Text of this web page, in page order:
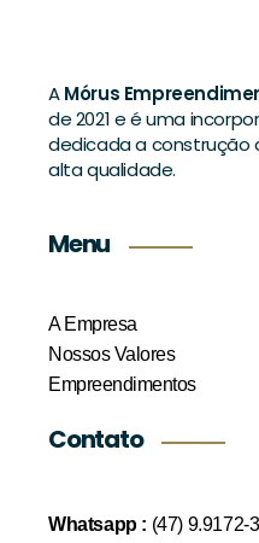
AMórus
de 2021 e é uma
dedicada a construção
alta qualidade.
Menu
A Empresa
Nossos Valores
Empreendimentos
Contato
Whatsapp : (47) 9.9172-